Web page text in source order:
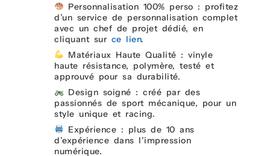
Personnalisation 100% perso : profitez
d’un service de personnalisation complet
avec un chef de projet dédié, en
cliquant sur ce lien.
Matériaux Haute Qualité : vinyle
haute résistance, polymère, testé et
approuvé pour sa durabilité.
Design soigné : créé par des
passionnés de sport mécanique, pour un
style unique et racing.
Expérience : plus de 10 ans
d’expérience dans l’impression
numérique.